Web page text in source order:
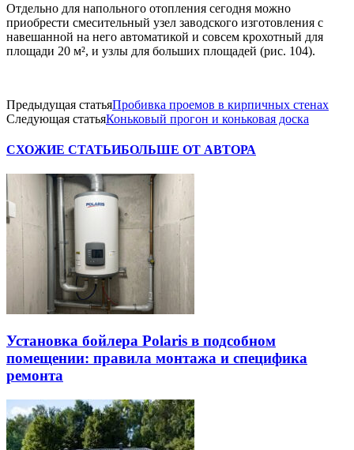
Отдельно для напольного отопления сегодня можно
приобрести смесительный узел заводского изготовления с
навешанной на него автоматикой и совсем крохотный для
площади 20 м², и узлы для больших площадей (рис. 104).
Предыдущая статьяПробивка проемов в кирпичных стенах
Следующая статьяКоньковый прогон и коньковая доска
СХОЖИЕ СТАТЬИБОЛЬШЕ ОТ АВТОРА
Установка бойлера Polaris в подсобном
помещении: правила монтажа и специфика
ремонта